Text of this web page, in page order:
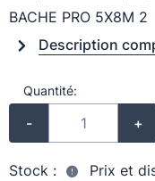
BACHE PRO 5X8M 2
Description
Quantité:
- +
Stock : Prix et